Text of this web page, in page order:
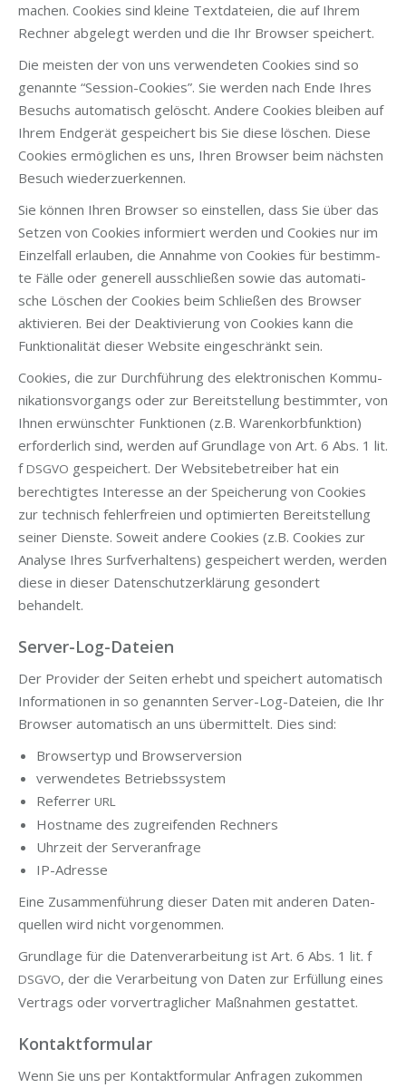
machen. Coo­kies sind klei­ne Text­da­tei­en, die auf Ihrem
Rech­ner abge­legt wer­den und die Ihr Brow­ser speichert.
Die meis­ten der von uns ver­wen­de­ten Coo­kies sind so
genann­te “Ses­si­on-Coo­kies”. Sie wer­den nach Ende Ihres
Besuchs auto­ma­tisch gelöscht. Ande­re Coo­kies blei­ben auf
Ihrem End­ge­rät gespei­chert bis Sie die­se löschen. Die­se
Coo­kies ermög­li­chen es uns, Ihren Brow­ser beim nächs­ten
Besuch wiederzuerkennen.
Sie kön­nen Ihren Brow­ser so ein­stel­len, dass Sie über das
Set­zen von Coo­kies infor­miert wer­den und Coo­kies nur im
Ein­zel­fall erlau­ben, die Annah­me von Coo­kies für bestimm­
te Fäl­le oder gene­rell aus­schlie­ßen sowie das auto­ma­ti­
sche Löschen der Coo­kies beim Schlie­ßen des Brow­ser
akti­vie­ren. Bei der Deak­ti­vie­rung von Coo­kies kann die
Funk­tio­na­li­tät die­ser Web­site ein­ge­schränkt sein.
Coo­kies, die zur Durch­füh­rung des elek­tro­ni­schen Kom­mu­
ni­ka­ti­ons­vor­gangs oder zur Bereit­stel­lung bestimm­ter, von
Ihnen erwünsch­ter Funk­tio­nen (z.B. Waren­korb­funk­ti­on)
erfor­der­lich sind, wer­den auf Grund­la­ge von Art. 6 Abs. 1 lit.
fDSGVO gespei­chert. Der Web­site­be­trei­ber hat ein
berech­tig­tes Inter­es­se an der Spei­che­rung von Coo­kies
zur tech­nisch feh­ler­frei­en und opti­mier­ten Bereit­stel­lung
sei­ner Diens­te. Soweit ande­re Coo­kies (z.B. Coo­kies zur
Ana­ly­se Ihres Surf­ver­hal­tens) gespei­chert wer­den, wer­den
die­se in die­ser Daten­schutz­er­klä­rung geson­dert
behandelt.
Server-Log-Dateien
Der Pro­vi­der der Sei­ten erhebt und spei­chert auto­ma­tisch
Infor­ma­tio­nen in so genann­ten Ser­ver-Log-Datei­en, die Ihr
Brow­ser auto­ma­tisch an uns über­mit­telt. Dies sind:
Brow­ser­typ und Browserversion
ver­wen­de­tes Betriebssystem
Refer­rer URL
Host­na­me des zugrei­fen­den Rechners
Uhr­zeit der Serveranfrage
IP-Adres­se
Eine Zusam­men­füh­rung die­ser Daten mit ande­ren Daten­
quel­len wird nicht vorgenommen.
Grund­la­ge für die Daten­ver­ar­bei­tung ist Art. 6 Abs. 1 lit. f
DSGVO, der die Ver­ar­bei­tung von Daten zur Erfül­lung eines
Ver­trags oder vor­ver­trag­li­cher Maß­nah­men gestattet.
Kontaktformular
Wenn Sie uns per Kon­takt­for­mu­lar Anfra­gen zukom­men